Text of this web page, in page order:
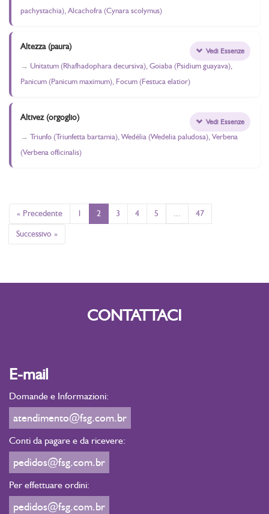
pachystachia), Alcachofra (Cynara scolymus)
Altezza (paura)
Unitatum (Rhafhadophara decursiva), Goiaba (Psidium guayava),
Panicum (Panicum maximum), Focum (Festuca elatior)
Vedi Essenze
Altivez (orgoglio)
Triunfo (Triunfetta bartamia), Wedélia (Wedelia paludosa), Verbena
(Verbena officinalis)
Vedi Essenze
« Precedente 1 2 3 4 5 ...
47
Successivo »
CONTATTACI
E-mail
Domande e Informazioni:
atendimento@fsg.com.br
Conti da pagare e da ricevere:
pedidos@fsg.com.br
Per effettuare ordini:
pedidos@fsg.com.br